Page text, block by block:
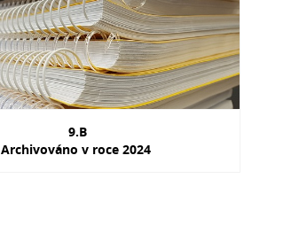
9.B
Archivováno v roce 2024